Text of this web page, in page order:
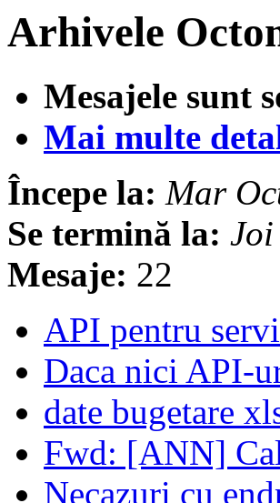
Arhivele
Mesajele sunt
Mai multe
Începe la: Mar
Se termină la:
Mesaje: 22
API pentru
Daca nici API-
date bugetare
Fwd: [ANN]
Necazuri cu